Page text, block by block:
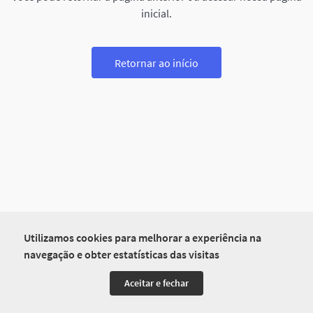
Utilizamos cookies para melhorar a experiência na
navegação e obter estatísticas das visitas
Aceitar e fechar
inicial.
Retornar ao início